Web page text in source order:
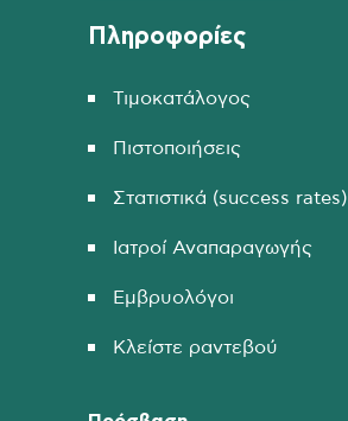
Πληροφορίες
Τιμοκατάλογος
Πιστοποιήσεις
Στατιστικά (success rates)
Ιατροί Αναπαραγωγής
Εμβρυολόγοι
Κλείστε ραντεβού